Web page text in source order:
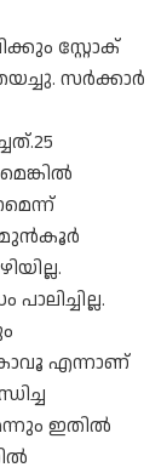
സ്റ്റോക്
സർക്കാർ
മുൻകൂർ
എന്നാണ്
ഇതിൽ